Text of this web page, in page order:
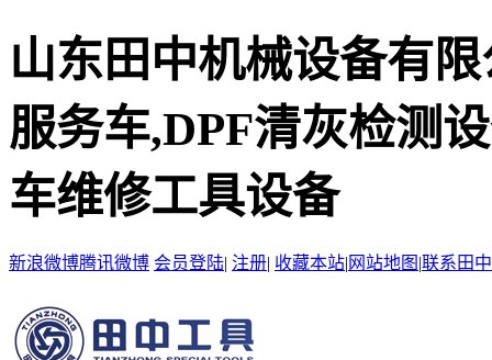
山东田中机械设备有
服务车,DPF清灰检测
车维修工具设备
新浪微博腾讯微博 会员登陆| 注册| 收藏本站| 网站地图 |联系田中